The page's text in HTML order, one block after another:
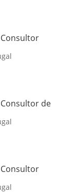
de